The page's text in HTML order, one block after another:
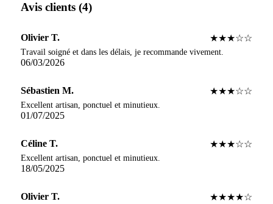
Avis clients (4)
Olivier T. ★★★☆☆
Travail soigné et dans les délais, je recommande vivement.
06/03/2026
Sébastien M. ★★★☆☆
Excellent artisan, ponctuel et minutieux.
01/07/2025
Céline T. ★★★☆☆
Excellent artisan, ponctuel et minutieux.
18/05/2025
Olivier T. ★★★★☆